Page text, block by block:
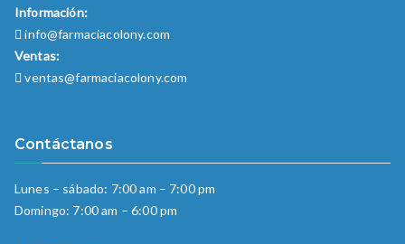
Información:
info@farmaciacolony.com
Ventas:
ventas@farmaciacolony.com
Contáctanos
Lunes – sábado: 7:00 am – 7:00 pm
Domingo: 7:00 am – 6:00 pm